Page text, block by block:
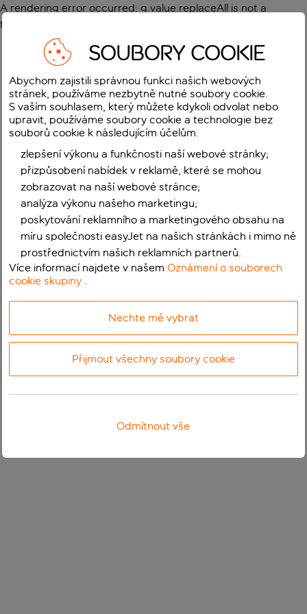
A rendering error occurred: g.value.replaceAll is not a
function
SOUBORY COOKIE
Abychom zajistili správnou funkci našich webových
stránek, používáme nezbytně nutné soubory cookie.
S vaším souhlasem, který můžete kdykoli odvolat nebo
upravit, používáme soubory cookie a technologie bez
souborů cookie k následujícím účelům.
zlepšení výkonu a funkčnosti naší webové stránky;
přizpůsobení nabídek v reklamě, které se mohou
zobrazovat na naší webové stránce;
analýza výkonu našeho marketingu;
poskytování reklamního a marketingového obsahu na
míru společnosti easyJet na našich stránkách i mimo ně
prostřednictvím našich reklamních partnerů.
Více informací najdete v našemOznámení o souborech
cookie skupiny .
Nechte mě vybrat
Přijmout všechny soubory cookie
Odmítnout vše